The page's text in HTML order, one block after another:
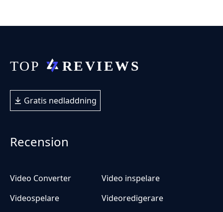
Gratis nedladdning
Recension
Video Converter
Video inspelare
Videospelare
Videoredigerare